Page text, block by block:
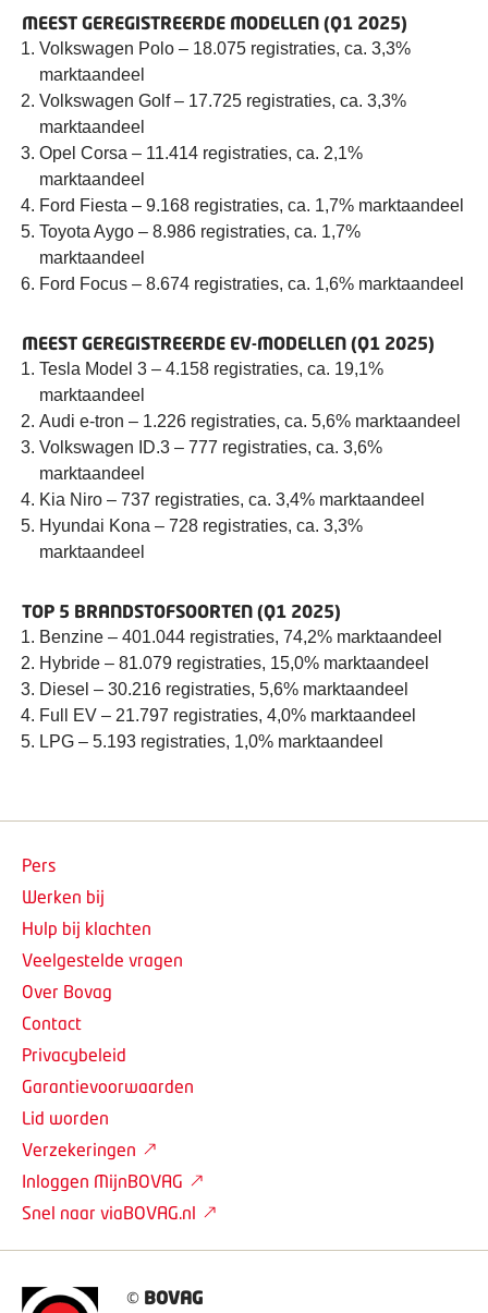
MEEST GEREGISTREERDE MODELLEN (Q1 2025)
Volkswagen Polo – 18.075 registraties, ca. 3,3%
marktaandeel
Volkswagen Golf – 17.725 registraties, ca. 3,3%
marktaandeel
Opel Corsa – 11.414 registraties, ca. 2,1%
marktaandeel
Ford Fiesta – 9.168 registraties, ca. 1,7% marktaandeel
Toyota Aygo – 8.986 registraties, ca. 1,7%
marktaandeel
Ford Focus – 8.674 registraties, ca. 1,6% marktaandeel
MEEST GEREGISTREERDE EV-MODELLEN (Q1 2025)
Tesla Model 3 – 4.158 registraties, ca. 19,1%
marktaandeel
Audi e-tron – 1.226 registraties, ca. 5,6% marktaandeel
Volkswagen ID.3 – 777 registraties, ca. 3,6%
marktaandeel
Kia Niro – 737 registraties, ca. 3,4% marktaandeel
Hyundai Kona – 728 registraties, ca. 3,3%
marktaandeel
TOP 5 BRANDSTOFSOORTEN (Q1 2025)
Benzine – 401.044 registraties, 74,2% marktaandeel
Hybride – 81.079 registraties, 15,0% marktaandeel
Diesel – 30.216 registraties, 5,6% marktaandeel
Full EV – 21.797 registraties, 4,0% marktaandeel
LPG – 5.193 registraties, 1,0% marktaandeel
© BOVAG
Pers
Werken bij
Hulp bij klachten
Veelgestelde vragen
Over Bovag
Contact
Privacybeleid
Garantievoorwaarden
Lid worden
Verzekeringen
Inloggen MijnBOVAG
Snel naar viaBOVAG.nl